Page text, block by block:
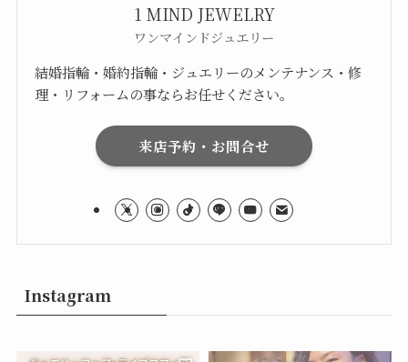
1 MIND JEWELRY
ワンマインドジュエリー
結婚指輪・婚約指輪・ジュエリーのメンテナンス・修
理・リフォームの事ならお任せください。
来店予約・お問合せ
Instagram